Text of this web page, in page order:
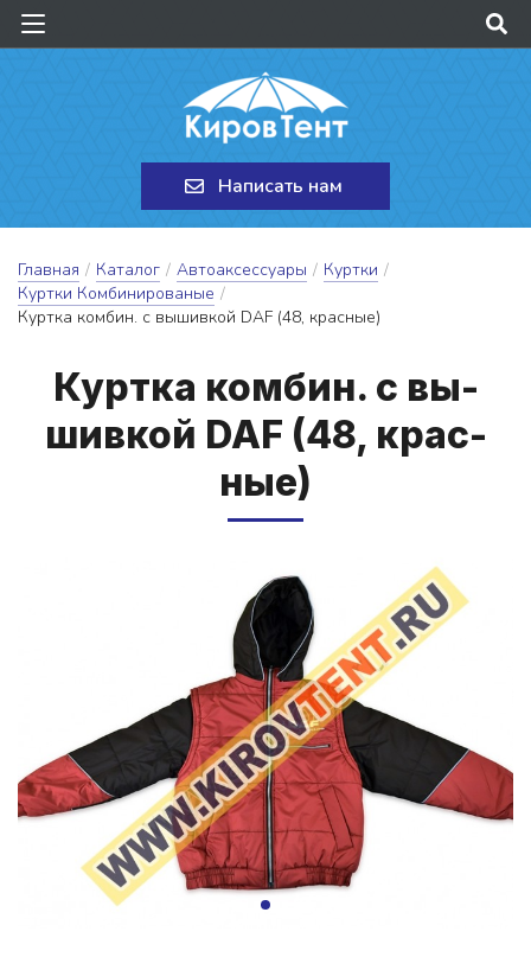
Написать нам
Главная / Каталог / Автоаксессуары / Куртки /
Куртки Комбинированые /
Куртка комбин. с вышивкой DAF (48, красные)
Кур­тка ком­бин. с вы­
шив­кой DAF (48, крас­
ные)